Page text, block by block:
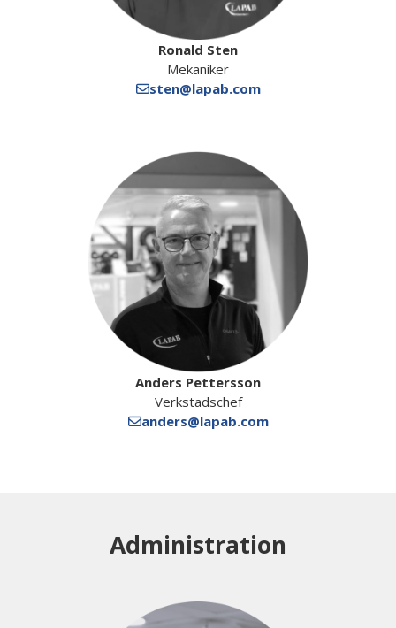
Ronald Sten
Mekaniker
sten@lapab.com
Anders Pettersson
Verkstadschef
anders@lapab.com
Administration